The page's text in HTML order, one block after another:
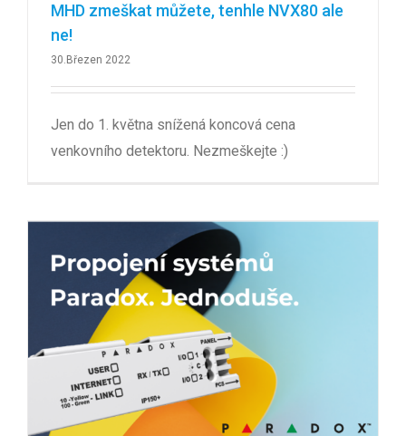
MHD zmeškat můžete, tenhle NVX80 ale
ne!
30.Březen 2022
Jen do 1. května snížená koncová cena
venkovního detektoru. Nezmeškejte :)